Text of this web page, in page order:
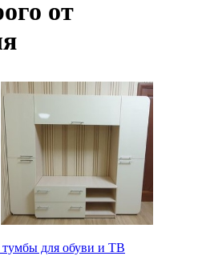
от
для обуви и ТВ